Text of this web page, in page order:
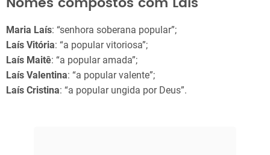
Maria Laís: “senhora soberana popular”;
Laís Vitória: “a popular vitoriosa”;
Laís Maitê: “a popular amada”;
Laís Valentina: “a popular valente”;
Laís Cristina: “a popular ungida por Deus”.